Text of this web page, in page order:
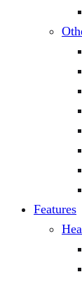
Features